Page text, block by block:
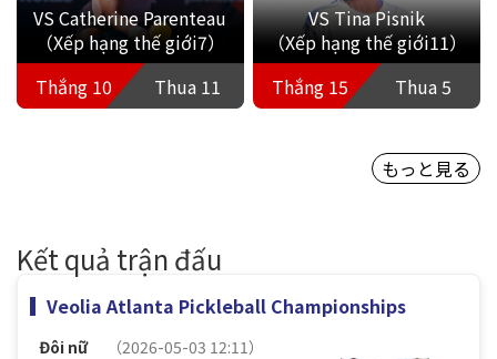
VS Catherine Parenteau
（Xếp hạng thế giới7）
Thắng 10
Thua 11
VS Tina Pisnik
（Xếp hạng thế giới11）
Thắng 15
Thua 5
もっと見る
Kết quả trận đấu
Veolia Atlanta Pickleball Championships
Đôi nữ （2026-05-03 12:11）